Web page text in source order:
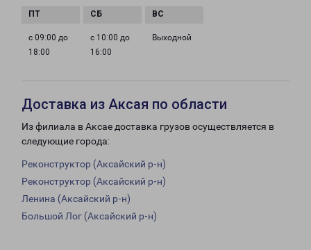
с 09:00 до
18:00
с 10:00 до
16:00
Выходной
Доставка из Аксая по области
Из филиала в Аксае доставка грузов осуществляется в
следующие города:
Реконструктор (Аксайский р-н)
Реконструктор (Аксайский р-н)
Ленина (Аксайский р-н)
Большой Лог (Аксайский р-н)